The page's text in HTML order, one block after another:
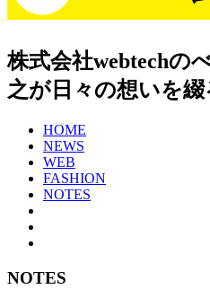
株式会社webtechの
之が日々の想いを
HOME
NEWS
WEB
FASHION
NOTES
NOTES